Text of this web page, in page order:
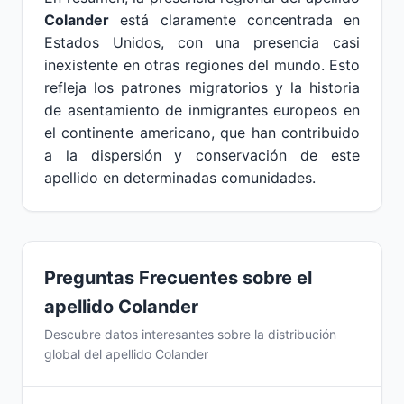
Colander está claramente concentrada en
Estados Unidos, con una presencia casi
inexistente en otras regiones del mundo. Esto
refleja los patrones migratorios y la historia
de asentamiento de inmigrantes europeos en
el continente americano, que han contribuido
a la dispersión y conservación de este
apellido en determinadas comunidades.
Preguntas Frecuentes sobre el
apellido Colander
Descubre datos interesantes sobre la distribución
global del apellido Colander